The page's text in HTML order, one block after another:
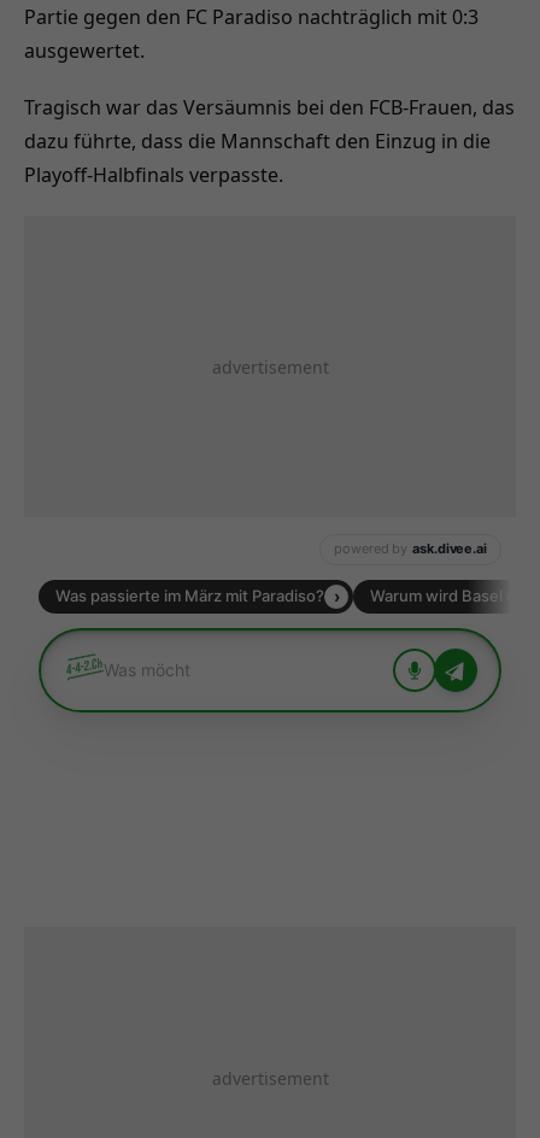
Partie gegen den FC Paradiso nachträglich mit 0:3
ausgewertet.
Tragisch war das Versäumnis bei den FCB-Frauen, das
dazu führte, dass die Mannschaft den Einzug in die
Playoff-Halbfinals verpasste.